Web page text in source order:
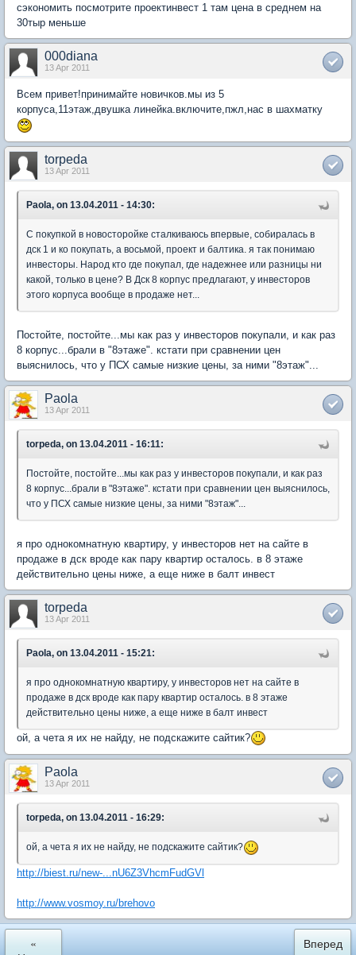
сэкономить посмотрите проектинвест 1 там цена в среднем на
30тыр меньше
000diana
13 Apr 2011
Всем привет!принимайте новичков.мы из 5
корпуса,11этаж,двушка линейка.включите,пжл,нас в шахматку
torpeda
13 Apr 2011
Paola, on 13.04.2011 - 14:30:
С покупкой в новосторойке сталкиваюсь впервые, собиралась в
дск 1 и ко покупать, а восьмой, проект и балтика. я так понимаю
инвесторы. Народ кто где покупал, где надежнее или разницы ни
какой, только в цене? В Дск 8 корпус предлагают, у инвесторов
этого корпуса вообще в продаже нет...
Постойте, постойте...мы как раз у инвесторов покупали, и как раз
8 корпус...брали в "8этаже". кстати при сравнении цен
выяснилось, что у ПСХ самые низкие цены, за ними "8этаж"...
Paola
13 Apr 2011
torpeda, on 13.04.2011 - 16:11:
Постойте, постойте...мы как раз у инвесторов покупали, и как раз
8 корпус...брали в "8этаже". кстати при сравнении цен выяснилось,
что у ПСХ самые низкие цены, за ними "8этаж"...
я про однокомнатную квартиру, у инвесторов нет на сайте в
продаже в дск вроде как пару квартир осталось. в 8 этаже
действительно цены ниже, а еще ниже в балт инвест
torpeda
13 Apr 2011
Paola, on 13.04.2011 - 15:21:
я про однокомнатную квартиру, у инвесторов нет на сайте в
продаже в дск вроде как пару квартир осталось. в 8 этаже
действительно цены ниже, а еще ниже в балт инвест
ой, а чета я их не найду, не подскажите сайтик?
Paola
13 Apr 2011
torpeda, on 13.04.2011 - 16:29:
ой, а чета я их не найду, не подскажите сайтик?
http://biest.ru/new-...nU6Z3VhcmFudGVl
http://www.vosmoy.ru/brehovo
«
Вперед